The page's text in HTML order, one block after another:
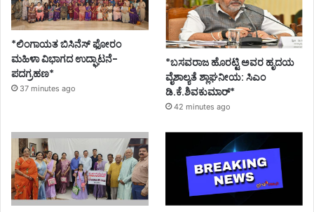
*ಲಿಂಗಾಯತ ಬಿಸಿನೆಸ್ ಫೋರಂ
ಮಹಿಳಾ ವಿಭಾಗದ ಉದ್ಘಾಟನೆ-
ಪದಗ್ರಹಣ*
37 minutes ago
*ಬಸವರಾಜ ಹೊರಟ್ಟಿ ಅವರ ಹೃದಯ
ವೈಶಾಲ್ಯತೆ ಶ್ಲಾಘನೀಯ: ಸಿಎಂ
ಡಿ.ಕೆ.ಶಿವಕುಮಾರ್*
42 minutes ago